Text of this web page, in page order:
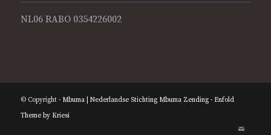
NL06 RABO 0354226002
© Copyright - Mbuma | Nederlandse Stichting Mbuma Zending- Enfold
Theme by Kriesi